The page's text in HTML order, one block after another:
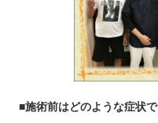
■施術前はどのような症状